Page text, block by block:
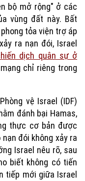
bộ mở rộng" ở các
vùng đất này. Bất
tỏa viện trợ áp
ra nạn đói, Israel
dịch quân sự ở
chỉ riêng trong
vệ Israel (IDF)
đánh bại Hamas,
thực cơ bản được
đói không xảy ra
Israel nêu rõ, sau
biết không có tiến
tiếp mới giữa Israel